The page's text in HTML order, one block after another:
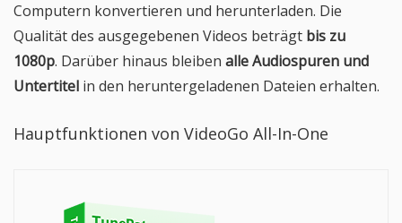
Computern konvertieren und herunterladen. Die
Qualität des ausgegebenen Videos beträgt bis zu
1080p. Darüber hinaus bleiben alle Audiospuren und
Untertitel in den heruntergeladenen Dateien erhalten.
Hauptfunktionen von VideoGo All-In-One